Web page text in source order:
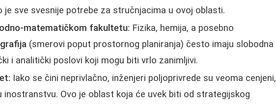
je sve svesnije potrebe za stručnjacima u ovoj oblasti.
matematičkom fakultetu: Fizika, hemija, a posebno
(smerovi poput prostornog planiranja) često imaju slobodna
i analitički poslovi koji mogu biti vrlo zanimljivi.
Iako se čini neprivlačno, inženjeri poljoprivrede su veoma cenjeni,
inostranstvu. Ovo je oblast koja će uvek biti od strategijskog